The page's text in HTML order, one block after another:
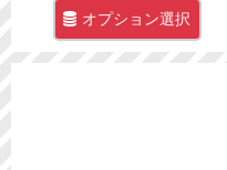
オプション選択